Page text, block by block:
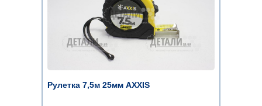
Рулетка 7,5м 25мм AXXIS